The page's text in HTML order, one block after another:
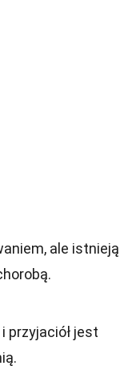
ale istnieją
przyjaciół jest